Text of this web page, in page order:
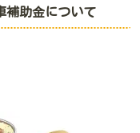
補助金について